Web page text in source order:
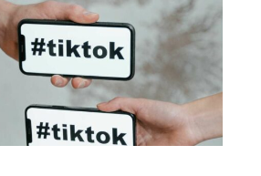
Melhores
configurações de
privacidade do TikTok
em 2024